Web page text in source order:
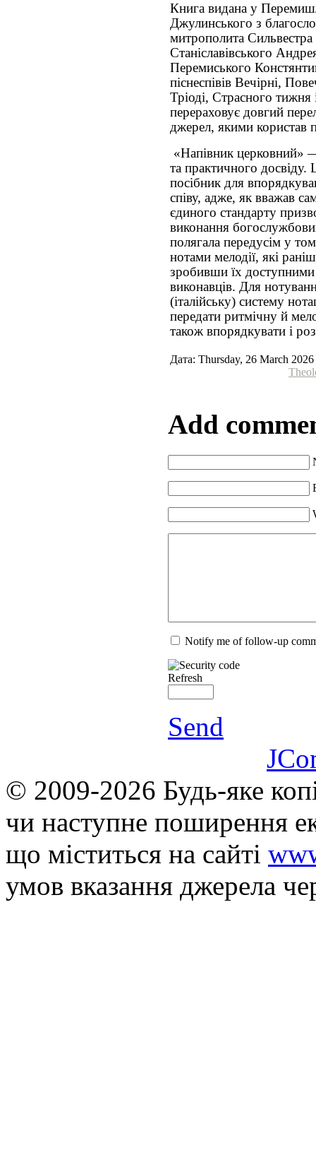
Книга видана у
Джулинського з
митрополита
Станіславівського
Перемиського
піснеспівів Вечірні,
Тріоді, Страсного тижня
перераховує довгий
джерел, якими користав
«Напівник церковний»
та практичного
посібник для
співу, адже, як вважав
єдиного стандарту
виконання
полягала передусім у
нотами мелодії, які
зробивши їх
виконавців. Для
(італійську) систему
передати ритмічну й
також впорядкувати і
Дата: Thursday, 26 March
Add
Notify me of follow-up
Refresh
Send
© 2009-2026 Будь-яке
чи наступне поширення
що мiститься на сайті
умов вказання джерела